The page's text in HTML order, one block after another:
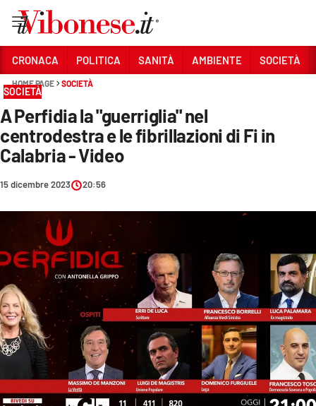
Sezioni
CRONACA
POLITICA
SOCIETÀ
CULTURA
ECONOMIA E LAVORO
EVENTI
SPORT
Streaming
CRONACA POLITICA SANITÀ AMBIENTE SOCIETÀ
HOME PAGE SOCIETÀ
SOCIETÀ
A Perfidia la "guerriglia" nel
centrodestra e le fibrillazioni di Fi in
Calabria - Video
15 dicembre 2023 20:56